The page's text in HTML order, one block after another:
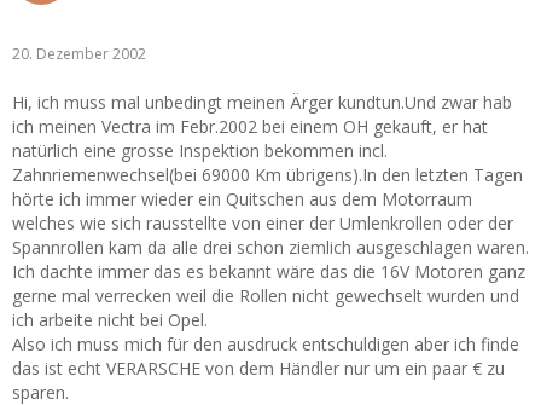
20. Dezember 2002
Hi, ich muss mal unbedingt meinen Ärger kundtun.Und zwar hab
ich meinen Vectra im Febr.2002 bei einem OH gekauft, er hat
natürlich eine grosse Inspektion bekommen incl.
Zahnriemenwechsel(bei 69000 Km übrigens).In den letzten Tagen
hörte ich immer wieder ein Quitschen aus dem Motorraum
welches wie sich rausstellte von einer der Umlenkrollen oder der
Spannrollen kam da alle drei schon ziemlich ausgeschlagen waren.
Ich dachte immer das es bekannt wäre das die 16V Motoren ganz
gerne mal verrecken weil die Rollen nicht gewechselt wurden und
ich arbeite nicht bei Opel.
Also ich muss mich für den ausdruck entschuldigen aber ich finde
das ist echt VERARSCHE von dem Händler nur um ein paar € zu
sparen.